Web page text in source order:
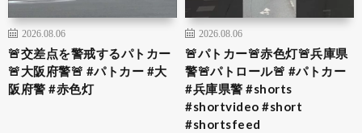
2026.08.06
🚨交差点を警戒するパトカー
🚨大阪府警🚨 #パトカー #大
阪府警 #赤色灯
2026.08.06
🚨パトカー🚨赤色灯🚨兵庫県
警🚨パトロール🚨 #パトカー
#兵庫県警 #shorts
#shortvideo #short
#shortsfeed